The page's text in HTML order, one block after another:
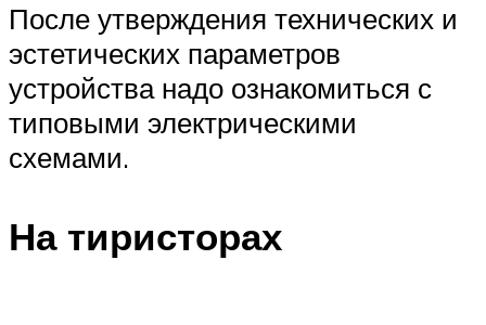
После утверждения технических и
эстетических параметров
устройства надо ознакомиться с
типовыми электрическими
схемами.
На тиристорах